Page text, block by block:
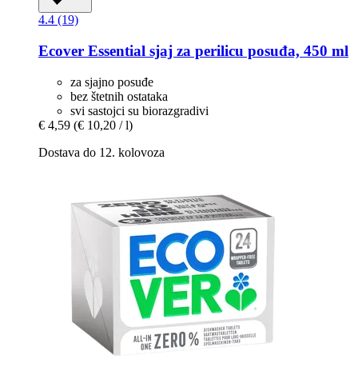
4.4 (19)
Ecover Essential sjaj za perilicu posuđa, 450 ml
za sjajno posuđe
bez štetnih ostataka
svi sastojci su biorazgradivi
€ 4,59 (€ 10,20 / l)
Dostava do 12. kolovoza